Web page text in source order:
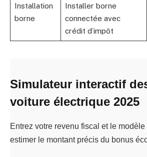
Installation
borne
Installer borne
connectée avec
crédit d’impôt
Simulateur interactif
voiture électrique 2025
Entrez votre revenu fiscal et le
estimer le montant précis du bonus